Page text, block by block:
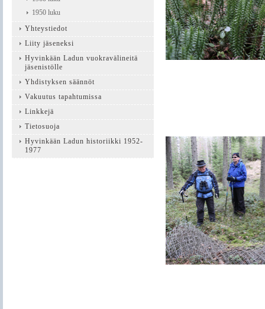
1950 luku
Yhteystiedot
Liity jäseneksi
Hyvinkään Ladun vuokravälineitä
jäsenistölle
Yhdistyksen säännöt
Vakuutus tapahtumissa
Linkkejä
Tietosuoja
Hyvinkään Ladun historiikki 1952-
1977